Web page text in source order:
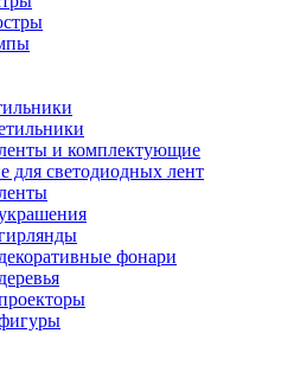
и комплектующие
для светодиодных лент
фонари